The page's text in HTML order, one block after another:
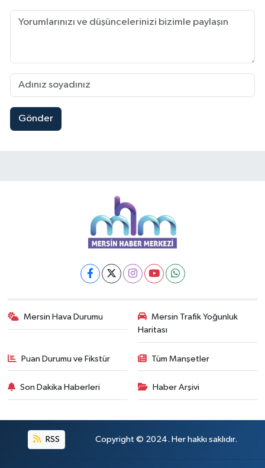
Gönder
Mersin Hava Durumu
Mersin Trafik Yoğunluk
Haritası
Puan Durumu ve Fikstür Tüm Manşetler
Son Dakika Haberleri Haber Arşivi
RSS Copyright © 2024. Her hakkı saklıdır.